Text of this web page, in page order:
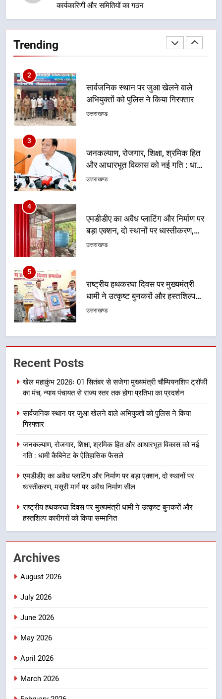
कार्यकारिणी और समितियों का गठन
Trending
अभियुक्तों को पुलिस ने किया गिरफ्तार
3
जनकल्याण, रोजगार, शिक्षा, श्रमिक हित
और आधारभूत विकास को नई गति : धामी
कैबिनेट के ऐतिहासिक फैसले
उत्तराखण्ड
4
एमडीडीए का अवैध प्लाटिंग और निर्माण पर
बड़ा एक्शन, दो स्थानों पर ध्वस्तीकरण,
मसूरी मार्ग पर अवैध निर्माण सील
उत्तराखण्ड
5
राष्ट्रीय हथकरघा दिवस पर मुख्यमंत्री
धामी ने उत्कृष्ट बुनकरों और हस्तशिल्प
कारीगरों को किया सम्मानित
उत्तराखण्ड
6
उत्तराखंड कांग्रेस में बड़ा संगठनात्मक
फेरबदल, नई कार्यकारिणी और समितियों
का गठन
उत्तराखण्ड
7
भर्ती
उत्तराखण्ड
दिल्ली-देहरादून आर्थिक कॉरिडोर से जुड़ी
का डीएम ने किया निरीक्षण; समयबद्ध एवं
गुणवत्तापूर्ण निर्माण सुनिश्चित करने के
नहींः डीएम
उत्तराखण्ड
खेल महाकुंभ 2026ः 01 सितंबर से सजेगा
न्याय पंचायत से राज्य स्तर तक होगा
प्रतिभा का प्रदर्शन
उत्तराखण्ड
3
Recent Posts
खेल महाकुंभ 2026ः 01 सितंबर से सजेगा मुख्यमंत्री चौम्पियनशिप ट्रॉफी
का मंच, न्याय पंचायत से राज्य स्तर तक होगा प्रतिभा का प्रदर्शन
सार्वजनिक स्थान पर जुआ खेलने वाले अभियुक्तों को पुलिस ने किया
गिरफ्तार
जनकल्याण, रोजगार, शिक्षा, श्रमिक हित और आधारभूत विकास को नई
गति : धामी कैबिनेट के ऐतिहासिक फैसले
एमडीडीए का अवैध प्लाटिंग और निर्माण पर बड़ा एक्शन, दो स्थानों पर
ध्वस्तीकरण, मसूरी मार्ग पर अवैध निर्माण सील
राष्ट्रीय हथकरघा दिवस पर मुख्यमंत्री धामी ने उत्कृष्ट बुनकरों और
हस्तशिल्प कारीगरों को किया सम्मानित
Archives
August 2026
July 2026
June 2026
May 2026
April 2026
March 2026